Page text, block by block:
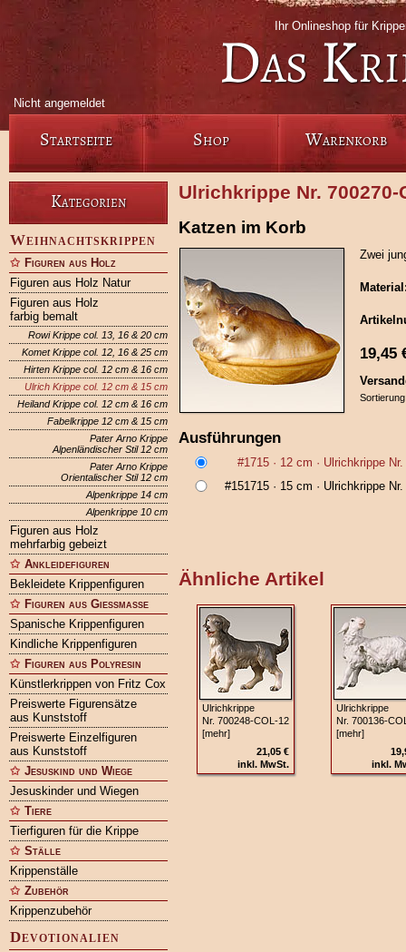
Ihr Onlineshop für
Das
Nicht angemeldet
Startseite Shop Warenkorb
Kategorien
Weihnachtskrippen
Figuren aus Holz
Figuren aus Holz Natur
Figuren aus Holz
farbig bemalt
Rowi Krippe col. 13, 16 & 20 cm
Komet Krippe col. 12, 16 & 25 cm
Hirten Krippe col. 12 cm & 16 cm
Ulrich Krippe col. 12 cm & 15 cm
Heiland Krippe col. 12 cm & 16 cm
Fabelkrippe 12 cm & 15 cm
Pater Arno Krippe
Alpenländischer Stil 12 cm
Pater Arno Krippe
Orientalischer Stil 12 cm
Alpenkrippe 14 cm
Alpenkrippe 10 cm
Figuren aus Holz
mehrfarbig gebeizt
Ankleidefiguren
Bekleidete Krippenfiguren
Figuren aus Gießmasse
Spanische Krippenfiguren
Kindliche Krippenfiguren
Figuren aus Polyresin
Künstlerkrippen von Fritz Cox
Preiswerte Figurensätze
aus Kunststoff
Preiswerte Einzelfiguren
aus Kunststoff
Jesuskind und Wiege
Jesuskinder und Wiegen
Tiere
Tierfiguren für die Krippe
Ställe
Krippenställe
Zubehör
Krippenzubehör
Devotionalien
Ulrichkrippe Nr.
Katzen im Korb
Zwei
19,45
Ausführungen
#1715 · 12 cm · Ulrichkrippe Nr.
#151715 · 15 cm · Ulrichkrippe Nr.
Ähnliche Artikel
Ulrichkrippe
Nr. 700248‑COL‑12
[mehr]
21,05 €
inkl. MwSt.
Ulrichkrippe
Nr.
[mehr]
inkl.